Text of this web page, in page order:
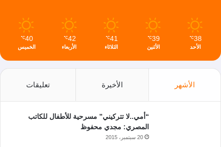
38
℃
الأحد
39
℃
الأثنين
41
℃
الثلاثاء
42
℃
الأربعاء
40
℃
الخميس
الأشهر الأخيرة تعليقات
“أمي..لا تتركيني” مسرحية للأطفال للكاتب
المصري: مجدي محفوظ
20 سبتمبر، 2015